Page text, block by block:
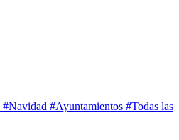
#Navidad #Ayuntamientos #Todas las